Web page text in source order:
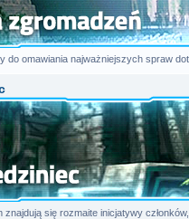
do omawiania najważniejszych spraw
znajdują się rozmaite inicjatywy